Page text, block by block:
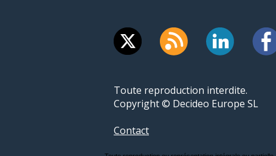
Toute reproduction interdite.
Copyright © Decideo Europe SL
Contact